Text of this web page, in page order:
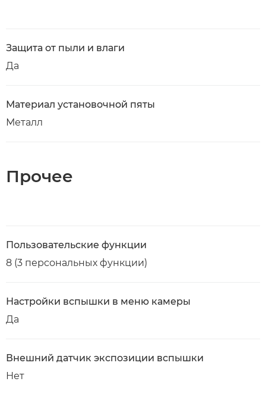
Защита от пыли и влаги
Да
Материал установочной пяты
Металл
Прочее
Пользовательские функции
8 (3 персональных функции)
Настройки вспышки в меню камеры
Да
Внешний датчик экспозиции вспышки
Нет